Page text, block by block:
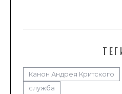
Канон Андрея Критского
служба